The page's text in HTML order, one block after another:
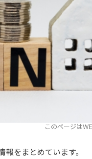
このページは
をまとめています。